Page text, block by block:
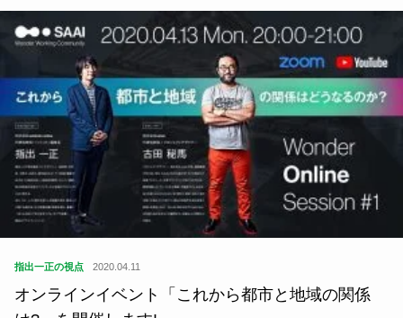
指出一正の視点 2020.04.11
オンラインイベント「これから都市と地域の関係